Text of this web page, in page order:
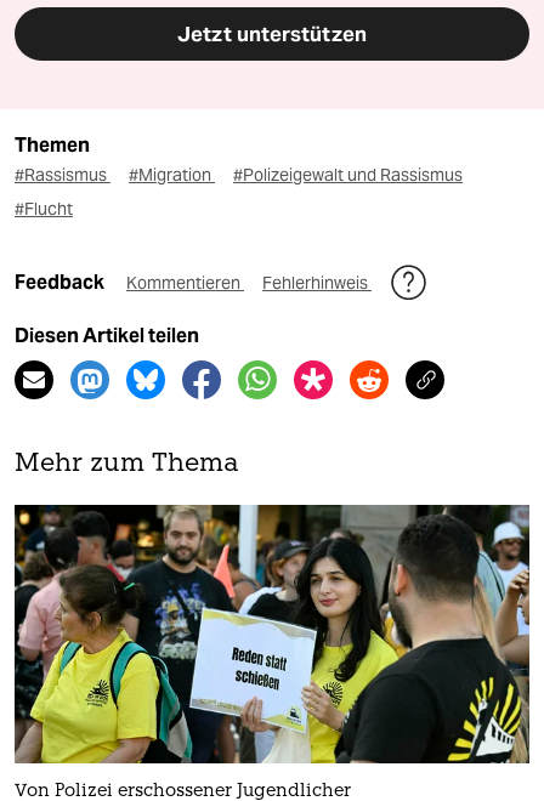
Jetzt unterstützen
Themen
#Rassismus #Migration
#Polizeigewalt und Rassismus
#Flucht
Feedback Kommentieren Fehlerhinweis
Diesen Artikel teilen
Mehr zum Thema
Von Polizei erschossener Jugendlicher